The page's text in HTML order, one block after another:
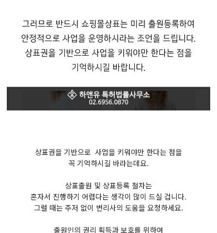
상표권을 기반으로 사업을 키워야만 한다는 점을
꼭 기억하시길 바라는데요.
상표출원 및 상표등록 절차는
혼자서 진행하기 어렵다는 생각이 많이 드실 겁니다.
그럴 때는 주저 없이 변리사의 도움을 요청하세요.
출원인의 권리 획득과 보호를 위하여